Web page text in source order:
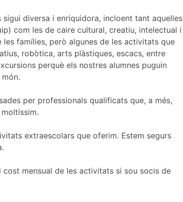
diversa i enriquidora, incloent tant aquelles
com les de caire cultural, creatiu, intelectual i
les famílies, però algunes de les activitats que
robòtica, arts plàstiques, escacs, entre
perquè els nostres alumnes puguin
per professionals qualificats que, a més,
extraescolars que oferim. Estem segurs
mensual de les activitats si sou socis de